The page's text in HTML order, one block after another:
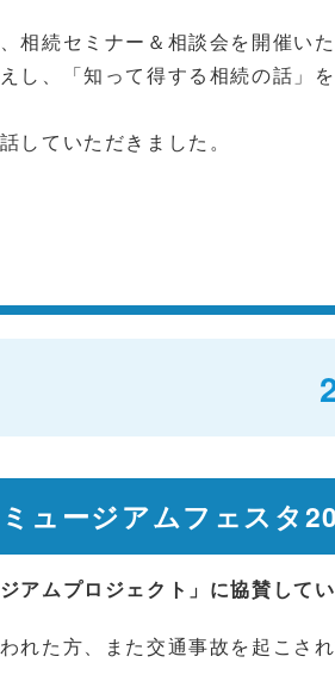
相続セミナー＆相談会を開催いた
し、「知って得する相続の話」
していただきました。
ュージアムフェスタ
アムプロジェクト」に協賛してい
れた方、また交通事故を起こさ